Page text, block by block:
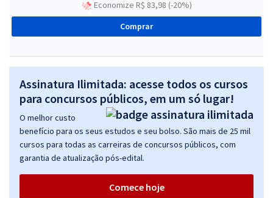
Economize R$ 83,98 (-20%)
Comprar
Assinatura Ilimitada: acesse todos os cursos
para concursos públicos, em um só lugar!
O melhor custo
benefício para os seus estudos e seu bolso. São mais de 25 mil
cursos para todas as carreiras de concursos públicos, com
garantia de atualização pós-edital.
Comece hoje